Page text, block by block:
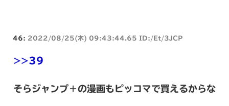
46: 2022/08/25(木) 09:43:44.65 ID:/Et/3JCP
>>39
そらジャンプ＋の漫画もピッコマで買えるからな